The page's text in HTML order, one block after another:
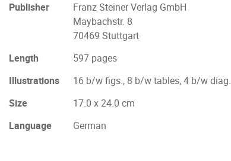
Publisher
Franz Steiner Verlag GmbH
Maybachstr. 8
70469 Stuttgart
Length
597 pages
Illustrations
16 b/w figs., 8 b/w tables, 4 b/w diag.
Size
17.0 x 24.0 cm
Language
German